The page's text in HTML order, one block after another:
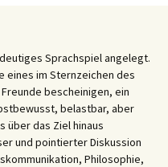
Sprachspiel angelegt.
eines im Sternzeichen des
bescheinigen, ein
belastbar, aber
über das Ziel hinaus
und pointierter Diskussion
Philosophie,